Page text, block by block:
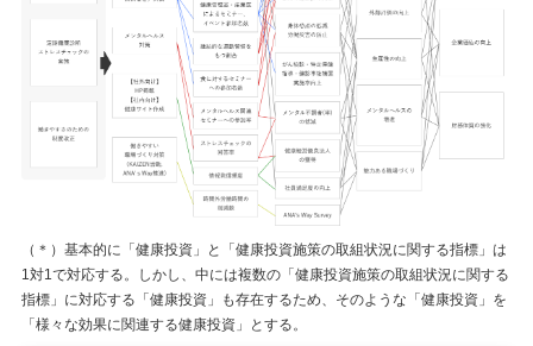
（＊）基本的に「健康投資」と「健康投資施策の取組状況に関する指標」は
1対1で対応する。しかし、中には複数の「健康投資施策の取組状況に関する
指標」に対応する「健康投資」も存在するため、そのような「健康投資」を
「様々な効果に関連する健康投資」とする。